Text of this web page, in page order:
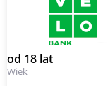
od 18 lat
Wiek